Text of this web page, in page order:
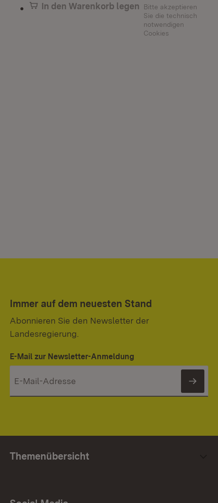
In den Warenkorb legen
Bitte akzeptieren
Sie die technisch
notwendigen
Cookies
Immer auf dem neuesten Stand
Abonnieren Sie den Newsletter der
Landesregierung.
E-Mail zur Newsletter-Anmeldung
Themenübersicht